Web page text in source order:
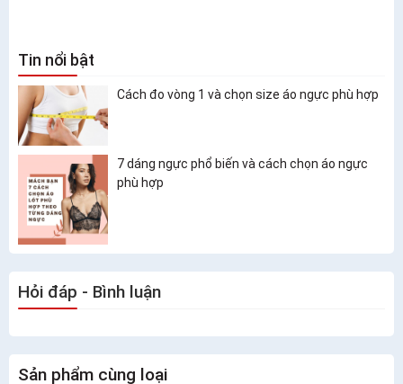
Tin nổi bật
Cách đo vòng 1 và chọn size áo ngực phù hợp
7 dáng ngực phổ biến và cách chọn áo ngực
phù hợp
Hỏi đáp - Bình luận
Sản phẩm cùng loại